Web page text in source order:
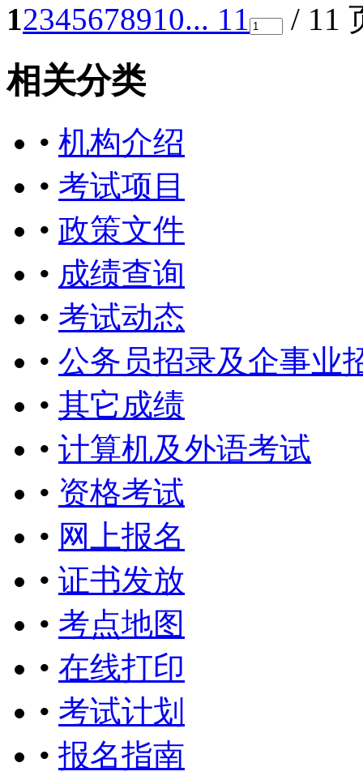
12345678910... 11 / 11
相关分类
• 机构介绍
• 考试项目
• 政策文件
• 成绩查询
• 考试动态
• 公务员招录及企事业
• 其它成绩
• 计算机及外语考试
• 资格考试
• 网上报名
• 证书发放
• 考点地图
• 在线打印
• 考试计划
• 报名指南